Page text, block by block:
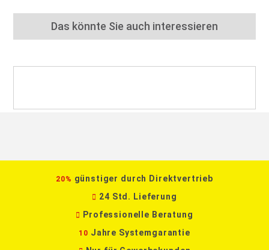
Das könnte Sie auch interessieren
20% günstiger durch Direktvertrieb
24 Std. Lieferung
Professionelle Beratung
10 Jahre Systemgarantie